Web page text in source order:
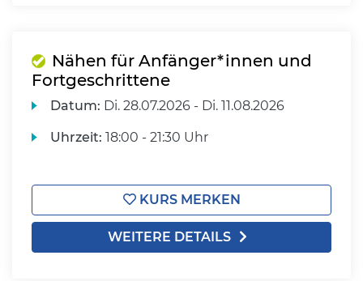
Nähen für Anfänger*innen und
Fortgeschrittene
Datum: Di. 28.07.2026 - Di. 11.08.2026
Uhrzeit: 18:00 - 21:30 Uhr
KURS MERKEN
WEITERE DETAILS